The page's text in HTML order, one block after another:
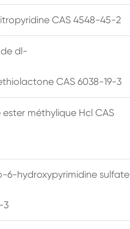
CAS 4548-45-2
dl-
CAS 6038-19-3
méthylique Hcl CAS
6-hydroxypyrimidine sulfate
3